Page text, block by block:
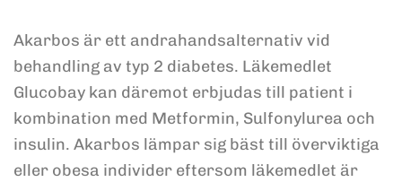
Akarbos är ett andrahandsalternativ vid
behandling av typ 2 diabetes. Läkemedlet
Glucobay kan däremot erbjudas till patient i
kombination med Metformin, Sulfonylurea och
insulin. Akarbos lämpar sig bäst till överviktiga
eller obesa individer eftersom läkemedlet är